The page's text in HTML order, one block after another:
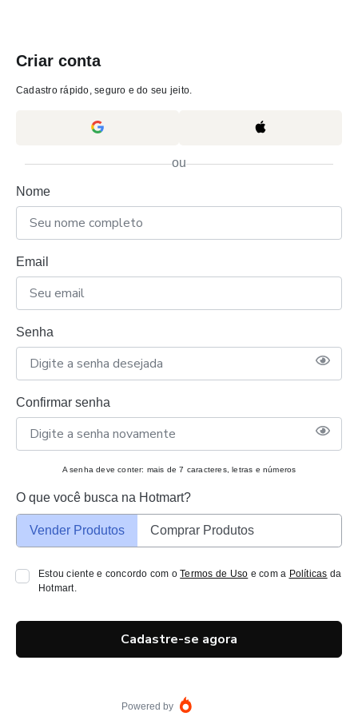
Criar conta
Cadastro rápido, seguro e do seu jeito.
ou
Nome
Email
Senha
Confirmar senha
A senha deve conter: mais de 7 caracteres, letras e números
O que você busca na Hotmart?
Vender Produtos Comprar Produtos
Estou ciente e concordo com oTermos de Uso e com a Políticas da
Hotmart.
Cadastre-se agora
Powered by